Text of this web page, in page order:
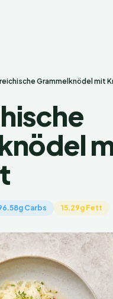
Grammelknödel mit
Carbs 15.29g Fett